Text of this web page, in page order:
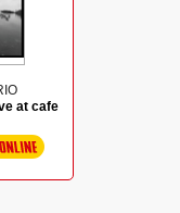
at cafe